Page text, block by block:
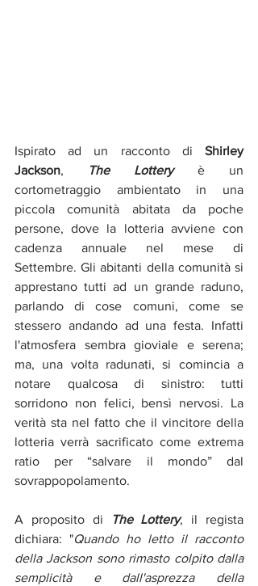
Ispirato ad un racconto di Shirley
Jackson, The Lottery è un
cortometraggio ambientato in una
piccola comunità abitata da poche
persone, dove la lotteria avviene con
cadenza annuale nel mese di
Settembre. Gli abitanti della comunità si
apprestano tutti ad un grande raduno,
parlando di cose comuni, come se
stessero andando ad una festa. Infatti
l'atmosfera sembra gioviale e serena;
ma, una volta radunati, si comincia a
notare qualcosa di sinistro: tutti
sorridono non felici, bensì nervosi. La
verità sta nel fatto che il vincitore della
lotteria verrà sacrificato come extrema
ratio per “salvare il mondo” dal
sovrappopolamento.
A proposito di The Lottery, il regista
dichiara: "Quando ho letto il racconto
della Jackson sono rimasto colpito dalla
semplicità e dall'asprezza della